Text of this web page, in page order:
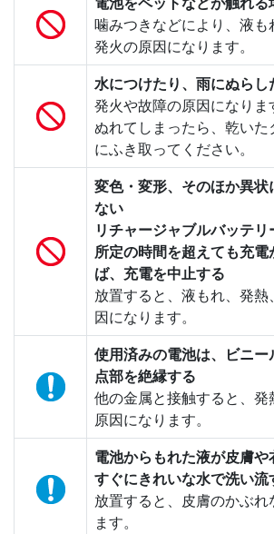
噛みつきなどにより、液も
発火の原因になります。
水につけたり、雨にぬらし
発火や故障の原因になりま
ぬれてしまったら、乾いた
にふき取ってください。
変色・変形、そのほか異
ない
リチャージャブルバッテリ
所定の時間を超えても充
ば、充電を中止する
放置すると、液もれ、発
因になります。
使用済みの電池は、ビニ
点部を絶縁する
他の金属と接触すると、
原因になります。
電池からもれた液が皮膚や
すぐにきれいな水で洗い流
放置すると、皮膚のかぶれ
ます。